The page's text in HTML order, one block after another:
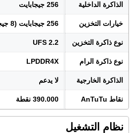
الذاكرة الداخلية 256 جيجابايت
خيارات التخزين 256 جيجابايت (8 جيجابايت)
نوع ذاكرة التخزين UFS 2.2
نوع ذاكرة الرام LPDDR4X
الذاكرة الخارجية لا يدعم
نقاط AnTuTu 390.000 نقطة
نظام التشغيل